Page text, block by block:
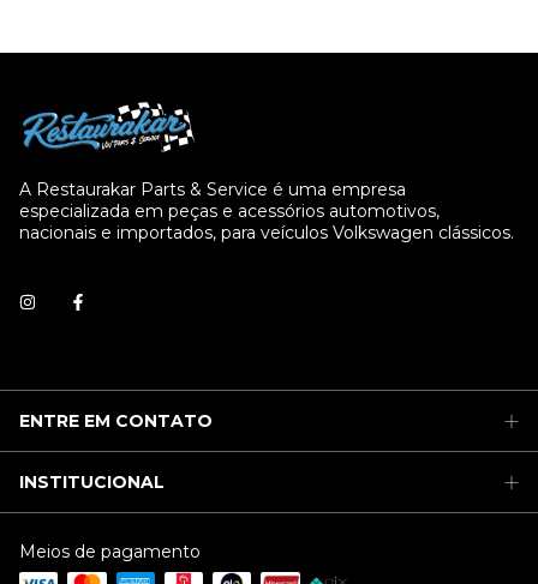
A Restaurakar Parts & Service é uma empresa
especializada em peças e acessórios automotivos,
nacionais e importados, para veículos Volkswagen clássicos.
ENTRE EM CONTATO
INSTITUCIONAL
Meios de pagamento